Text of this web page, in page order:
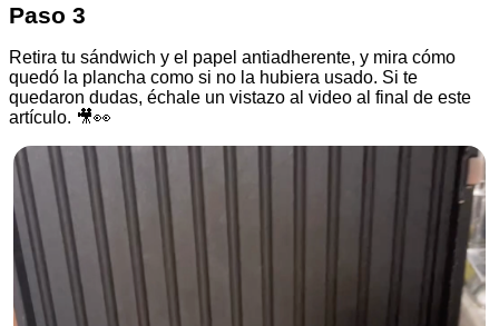
Paso 3
Retira tu sándwich y el papel antiadherente, y mira cómo
quedó la plancha como si no la hubiera usado. Si te
quedaron dudas, échale un vistazo al video al final de este
artículo. 🎥👀